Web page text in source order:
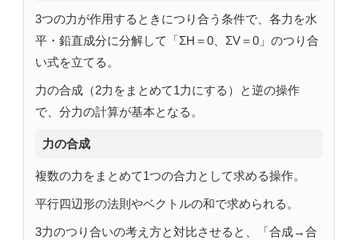
3つの力が作用するときにつり合う条件で、各力を水
平・鉛直成分に分解して「ΣH＝0、ΣV＝0」のつり合
い式を立てる。
力の合成（2力をまとめて1力にする）と逆の操作
で、分力の計算が基本となる。
力の合成
複数の力をまとめて1つの合力として求める操作。
平行四辺形の法則やベクトルの和で求められる。
3力のつり合いの考え方と対比させると、「合成→合